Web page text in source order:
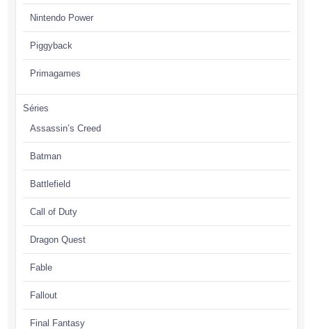
Nintendo Power
Piggyback
Primagames
Séries
Assassin’s Creed
Batman
Battlefield
Call of Duty
Dragon Quest
Fable
Fallout
Final Fantasy